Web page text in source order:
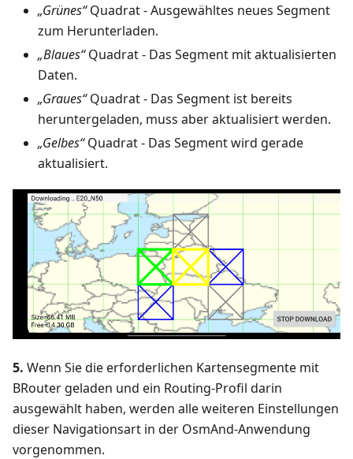
„Grünes“Quadrat - Ausgewähltes neues Segment
zum Herunterladen.
„Blaues“Quadrat - Das Segment mit aktualisierten
Daten.
„Graues“Quadrat - Das Segment ist bereits
heruntergeladen, muss aber aktualisiert werden.
„Gelbes“Quadrat - Das Segment wird gerade
aktualisiert.
5. Wenn Sie die erforderlichen Kartensegmente mit
BRouter geladen und ein Routing-Profil darin
ausgewählt haben, werden alle weiteren Einstellungen
dieser Navigationsart in der OsmAnd-Anwendung
vorgenommen.